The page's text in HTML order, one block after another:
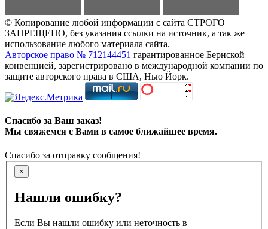
© Копирование любой информации с сайта СТРОГО
ЗАПРЕЩЕНО, без указания ссылки на источник, а так же
использование любого материала сайта.
Авторское право № 712144451 гарантированное Бернской
конвенцией, зарегистрировано в международной компании по
защите авторского права в США, Нью Йорк.
Спасибо за Ваш заказ!
Мы свяжемся с Вами в самое ближайшее время.
Спасибо за отправку сообщения!
×
Нашли ошибку?
Если Вы нашли ошибку или неточность в